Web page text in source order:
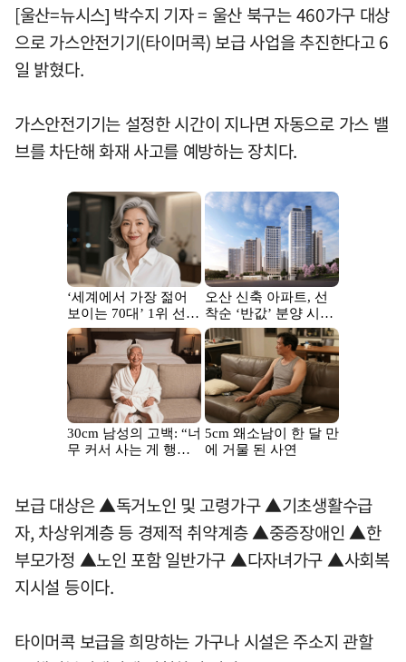
[울산=뉴시스] 박수지 기자 = 울산 북구는 460가구 대상
으로 가스안전기기(타이머콕) 보급 사업을 추진한다고 6
일 밝혔다.
가스안전기기는 설정한 시간이 지나면 자동으로 가스 밸
브를 차단해 화재 사고를 예방하는 장치다.
보급 대상은 ▲독거노인 및 고령가구 ▲기초생활수급
자, 차상위계층 등 경제적 취약계층 ▲중증장애인 ▲한
부모가정 ▲노인 포함 일반가구 ▲다자녀가구 ▲사회복
지시설 등이다.
타이머콕 보급을 희망하는 가구나 시설은 주소지 관할